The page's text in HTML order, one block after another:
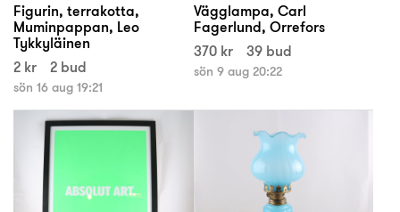
Figurin, terrakotta,
Muminpappan, Leo
Tykkyläinen
2 kr
2 bud
sön 16 aug 19:21
Vägglampa, Carl
Fagerlund, Orrefors
370 kr
39 bud
sön 9 aug 20:22